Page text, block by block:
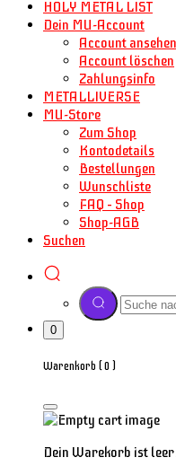
HOLY METAL LIST
Dein MU-Account
Account ansehen
Account löschen
Zahlungsinfo
METALLIVERSE
MU-Store
Zum Shop
Kontodetails
Bestellungen
Wunschliste
FAQ – Shop
Shop-AGB
Suchen
0
Warenkorb (0 )
Dein Warekorb ist